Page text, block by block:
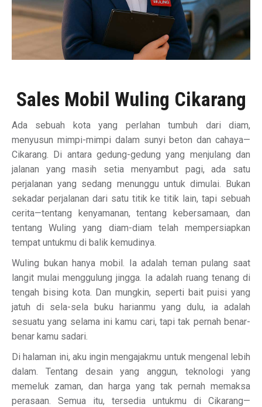
Sales Mobil Wuling Cikarang
Ada sebuah kota yang perlahan tumbuh dari diam,
menyusun mimpi-mimpi dalam sunyi beton dan cahaya—
Cikarang. Di antara gedung-gedung yang menjulang dan
jalanan yang masih setia menyambut pagi, ada satu
perjalanan yang sedang menunggu untuk dimulai. Bukan
sekadar perjalanan dari satu titik ke titik lain, tapi sebuah
cerita—tentang kenyamanan, tentang kebersamaan, dan
tentang Wuling yang diam-diam telah mempersiapkan
tempat untukmu di balik kemudinya.
Wuling bukan hanya mobil. Ia adalah teman pulang saat
langit mulai menggulung jingga. Ia adalah ruang tenang di
tengah bising kota. Dan mungkin, seperti bait puisi yang
jatuh di sela-sela buku harianmu yang dulu, ia adalah
sesuatu yang selama ini kamu cari, tapi tak pernah benar-
benar kamu sadari.
Di halaman ini, aku ingin mengajakmu untuk mengenal lebih
dalam. Tentang desain yang anggun, teknologi yang
memeluk zaman, dan harga yang tak pernah memaksa
perasaan. Semua itu, tersedia untukmu di Cikarang—